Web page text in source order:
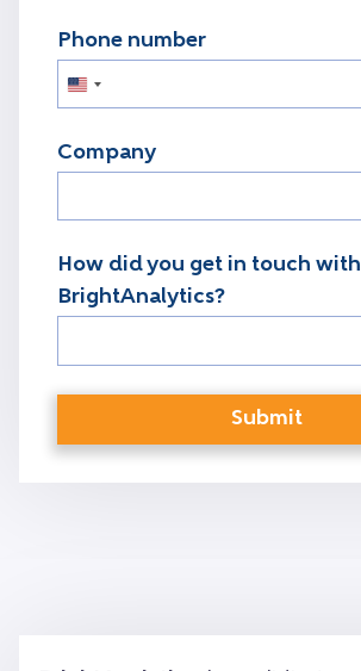
Phone number
Vereinigte
von
+1
Company
How did you get in touch with
BrightAnalytics?